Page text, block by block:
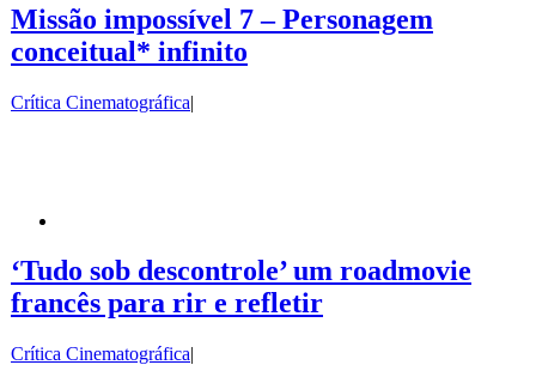
Missão impossível 7 – Personagem
conceitual* infinito
Crítica Cinematográfica|
‘Tudo sob descontrole’ um roadmovie
francês para rir e refletir
Crítica Cinematográfica|